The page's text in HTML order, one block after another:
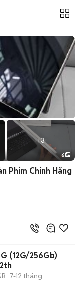
+3
6
Phím Chính Hãng
(12G/256Gb)
7-12 tháng